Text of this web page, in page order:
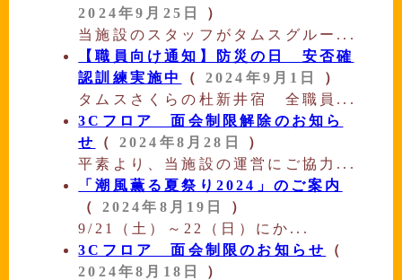
2024年9月25日
）
当施設のスタッフがタムスグルー...
【職員向け通知】防災の日 安否確
認訓練実施中
（ 2024年9月1日
）
タムスさくらの杜新井宿 全職員...
3Cフロア 面会制限解除のお知ら
せ
（ 2024年8月28日
）
平素より、当施設の運営にご協力...
「潮風薫る夏祭り2024」のご案内
（ 2024年8月19日
）
9/21（土）～22（日）にか...
3Cフロア 面会制限のお知らせ
（
2024年8月18日
）